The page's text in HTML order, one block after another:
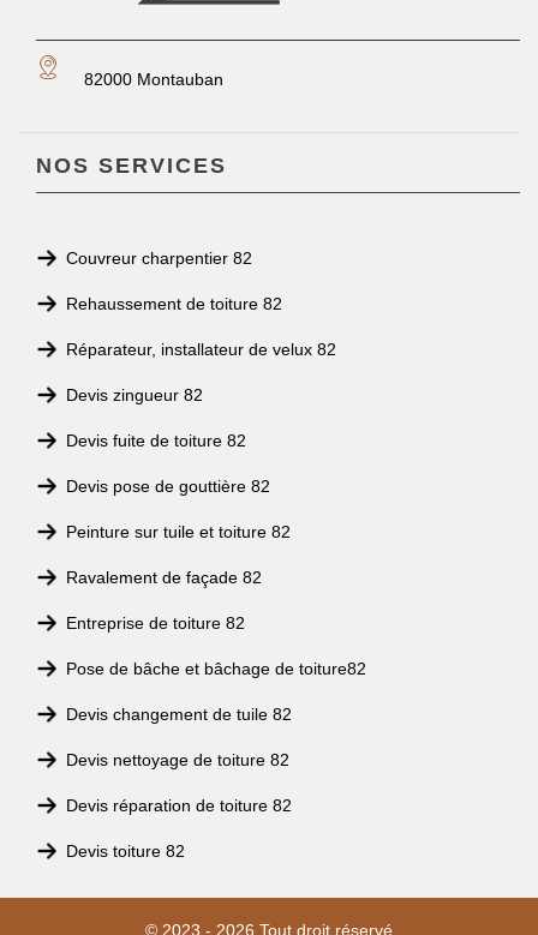
82000 Montauban
NOS SERVICES
Couvreur charpentier 82
Rehaussement de toiture 82
Réparateur, installateur de velux 82
Devis zingueur 82
Devis fuite de toiture 82
Devis pose de gouttière 82
Peinture sur tuile et toiture 82
Ravalement de façade 82
Entreprise de toiture 82
Pose de bâche et bâchage de toiture82
Devis changement de tuile 82
Devis nettoyage de toiture 82
Devis réparation de toiture 82
Devis toiture 82
© 2023 - 2026 Tout droit réservé